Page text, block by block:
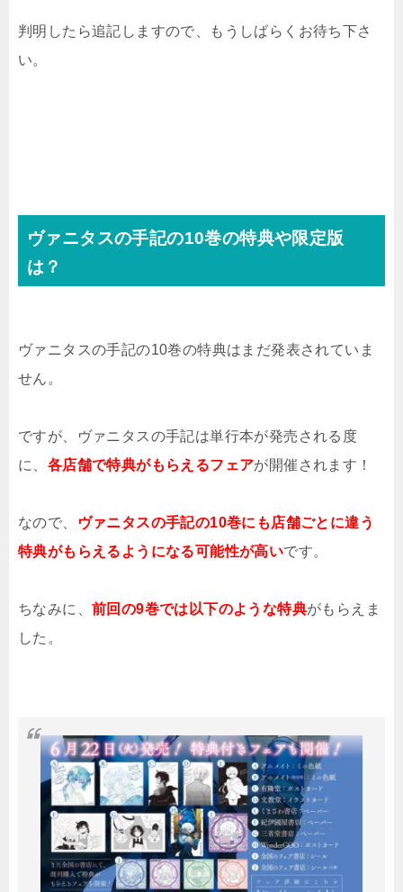
判明したら追記しますので、もうしばらくお待ち下さ
い。
ヴァニタスの手記の10巻の特典や限定版
は？
ヴァニタスの手記の10巻の特典はまだ発表されていま
せん。
ですが、ヴァニタスの手記は単行本が発売される度
に、 各店舗で特典がもらえるフェアが開催されます！
なので、
ヴァニタスの手記の10巻にも店舗ごとに違う
特典がもらえるようになる可能性が高いです。
ちなみに、 前回の9巻では以下のような特典がもらえま
した。